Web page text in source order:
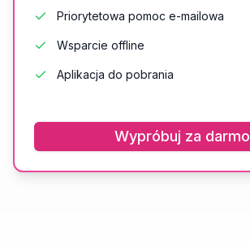
Priorytetowa pomoc e-mailowa
Wsparcie offline
Aplikacja do pobrania
Wypróbuj za darmo